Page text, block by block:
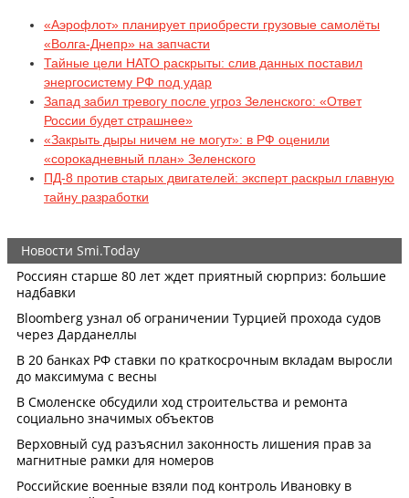
«Аэрофлот» планирует приобрести грузовые самолёты
«Волга-Днепр» на запчасти
Тайные цели НАТО раскрыты: слив данных поставил
энергосистему РФ под удар
Запад забил тревогу после угроз Зеленского: «Ответ
России будет страшнее»
«Закрыть дыры ничем не могут»: в РФ оценили
«сорокадневный план» Зеленского
ПД-8 против старых двигателей: эксперт раскрыл главную
тайну разработки